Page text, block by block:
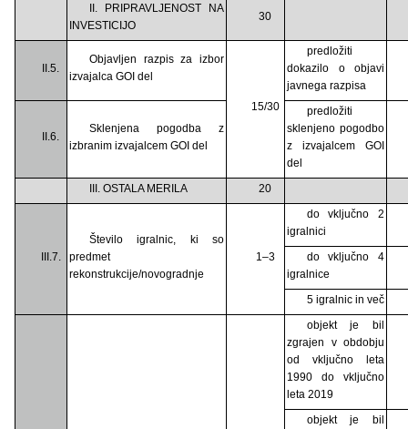
II. PRIPRAVLJENOST NA
INVESTICIJO
30
II.5.
Objavljen razpis za izbor
izvajalca GOI del
15/30
predložiti
dokazilo o objavi
javnega razpisa
II.6.
Sklenjena pogodba z
izbranim izvajalcem GOI del
predložiti
sklenjeno pogodbo
z izvajalcem GOI
del
III. OSTALA MERILA
20
III.7.
Število igralnic, ki so
predmet
rekonstrukcije/novogradnje
1–3
do vključno 2
igralnici
do vključno 4
igralnice
5 igralnic in več
objekt je bil
zgrajen v obdobju
od vključno leta
1990 do vključno
leta 2019
objekt je bil